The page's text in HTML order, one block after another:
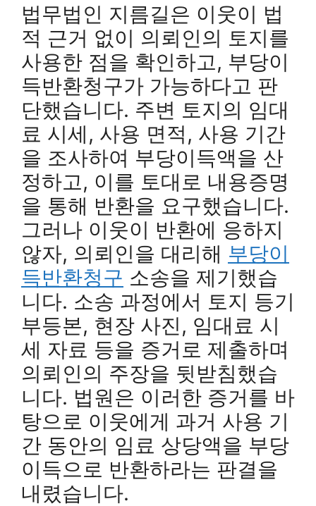
법무법인 지름길은 이웃이 법
적 근거 없이 의뢰인의 토지를
사용한 점을 확인하고, 부당이
득반환청구가 가능하다고 판
단했습니다. 주변 토지의 임대
료 시세, 사용 면적, 사용 기간
을 조사하여 부당이득액을 산
정하고, 이를 토대로 내용증명
을 통해 반환을 요구했습니다.
그러나 이웃이 반환에 응하지
않자, 의뢰인을 대리해 부당이
득반환청구 소송을 제기했습
니다. 소송 과정에서 토지 등기
부등본, 현장 사진, 임대료 시
세 자료 등을 증거로 제출하며
의뢰인의 주장을 뒷받침했습
니다. 법원은 이러한 증거를 바
탕으로 이웃에게 과거 사용 기
간 동안의 임료 상당액을 부당
이득으로 반환하라는 판결을
내렸습니다.